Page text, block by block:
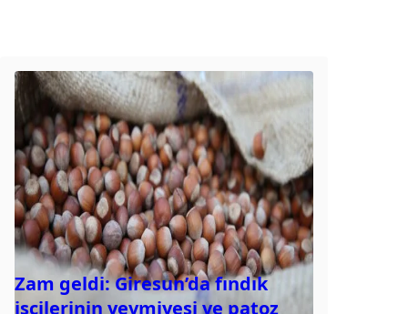
Zam geldi: Giresun’da fındık
işçilerinin yevmiyesi ve patoz